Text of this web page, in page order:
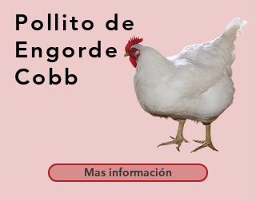
Pollito de
Engorde
Cobb
Mas información